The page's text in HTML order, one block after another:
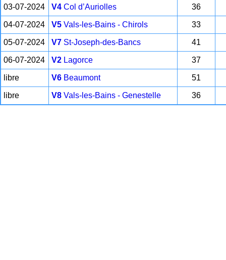
03-07-2024 V4 Col d’Auriolles 36
04-07-2024 V5 Vals-les-Bains - Chirols 33
05-07-2024 V7 St-Joseph-des-Bancs 41
06-07-2024 V2 Lagorce 37
libre V6 Beaumont 51
libre V8 Vals-les-Bains - Genestelle 36